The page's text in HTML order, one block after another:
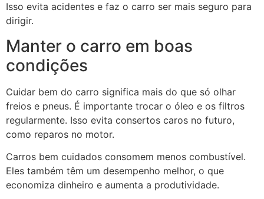
Isso evita acidentes e faz o carro ser mais seguro para
dirigir.
Manter o carro em boas
condições
Cuidar bem do carro significa mais do que só olhar
freios e pneus. É importante trocar o óleo e os filtros
regularmente. Isso evita consertos caros no futuro,
como reparos no motor.
Carros bem cuidados consomem menos combustível.
Eles também têm um desempenho melhor, o que
economiza dinheiro e aumenta a produtividade.